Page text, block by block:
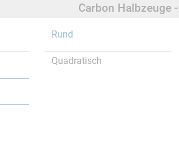
Carbon Halbzeuge
Rund
Quadratisch